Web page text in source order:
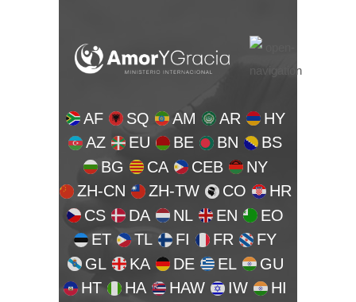
AF SQ AM AR
HY
AZ
EU BE BN
BS
BG
CA CEB
NY
ZH-CN
ZH-TW CO
HR
CS
DA NL EN
EO
ET
TL FI FR
FY
GL
KA DE EL
GU
HT
HA HAW IW
HI